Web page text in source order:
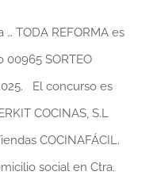
reforma es poca
… TODA REFORMA es
00965 SORTEO
El concurso es
COCINAS, S.L
COCINAFÁCIL.
social en Ctra.